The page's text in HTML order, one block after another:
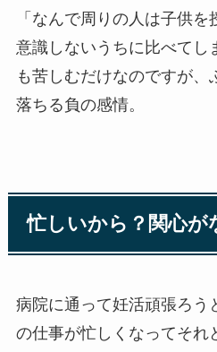
「なんで周りの人は子供
意識しないうちに比べてし
も苦しむだけなのですが、
落ちる負の感情。
忙しいから？関心が
病院に通って妊活頑張ろう
の仕事が忙しくなってそれ